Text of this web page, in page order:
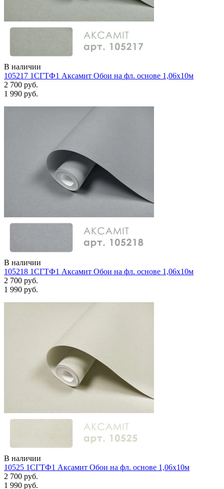
В наличии
105217 1СГТФ1 Аксамит Обои на фл. основе 1,06х10м
2 700 руб.
1 990 руб.
В наличии
105218 1СГТФ1 Аксамит Обои на фл. основе 1,06х10м
2 700 руб.
1 990 руб.
В наличии
10525 1СГТФ1 Аксамит Обои на фл. основе 1,06х10м
2 700 руб.
1 990 руб.